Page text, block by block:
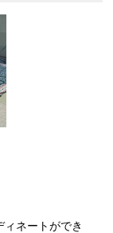
ネートができ